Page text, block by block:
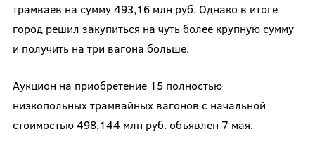
трамваев на сумму 493,16 млн руб. Однако в итоге
город решил закупиться на чуть более крупную сумму
и получить на три вагона больше.
Аукцион на приобретение 15 полностью
низкопольных трамвайных вагонов с начальной
стоимостью 498,144 млн руб. объявлен 7 мая.